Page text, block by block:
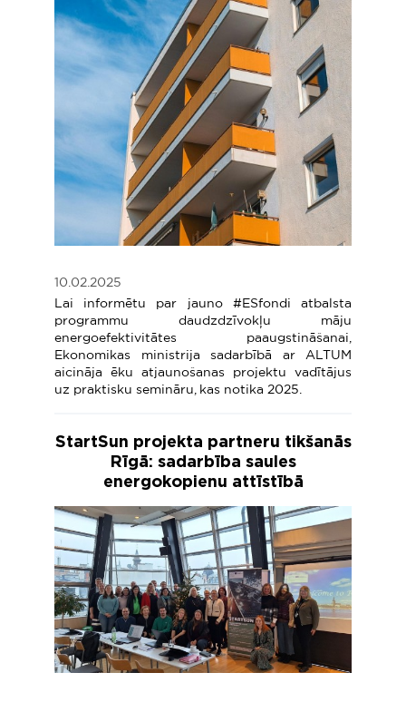
10.02.2025
Lai informētu par jauno #ESfondi atbalsta
programmu daudzdzīvokļu māju
energoefektivitātes paaugstināšanai,
Ekonomikas ministrija sadarbībā ar ALTUM
aicināja ēku atjaunošanas projektu vadītājus
uz praktisku semināru, kas notika 2025.
StartSun projekta partneru tikšanās
Rīgā: sadarbība saules
energokopienu attīstībā